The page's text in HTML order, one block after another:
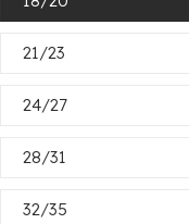
21/23
24/27
28/31
32/35